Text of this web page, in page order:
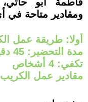
ومقادير متاحة في
أولا: طريقة عمل
مدة التحضير: 45 دقيقة
تكفي: 4 أشخاص
مقادير عمل